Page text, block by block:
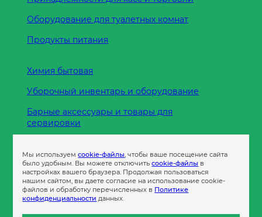
Оборудование для туалетных комнат
Продукты питания
Химия бытовая
Уборочный инвентарь и оборудование
Барные аксессуары и товары для
сервировки
Пленка
Пакеты и сумки
Мы используемcookie-файлы, чтобы ваше посещение сайта
было удобным. Вы можете отключитьcookie-файлы в
настройках вашего браузера. Продолжая пользоваться
нашим сайтом, вы даете согласие на использование cookie-
файлов и обработку перечисленных в Политике
конфиденциальности данных.